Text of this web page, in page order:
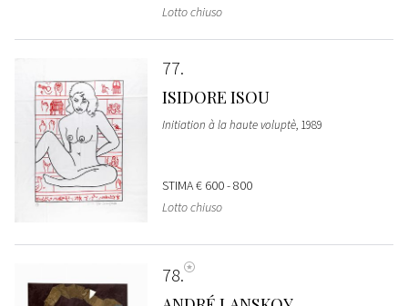
Lotto chiuso
77
ISIDORE ISOU
Initiation à la haute voluptè, 1989
STIMA€ 600 - 800
Lotto chiuso
78